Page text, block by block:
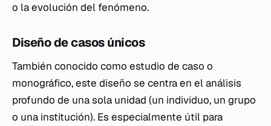
o la evolución del fenómeno.
Diseño de casos únicos
También conocido como estudio de caso o
monográfico, este diseño se centra en el análisis
profundo de una sola unidad (un individuo, un grupo
o una institución). Es especialmente útil para